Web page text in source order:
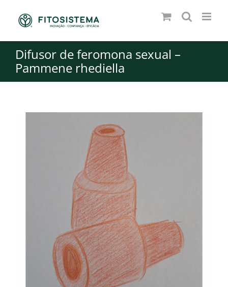
Difusor de feromona sexual –
Pammene rhediella